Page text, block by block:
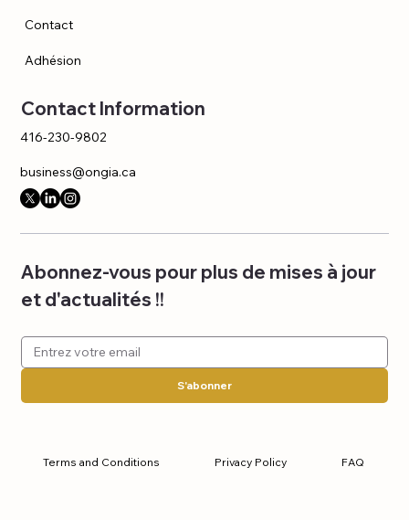
Contact
Adhésion
Contact Information
416-230-9802
business@ongia.ca
Abonnez-vous pour plus de mises à jour
et d'actualités !!
S'abonner
Terms and Conditions Privacy Policy FAQ